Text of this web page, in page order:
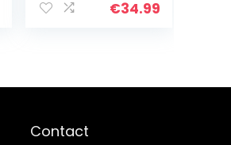
cm voor
€34.99
Contact